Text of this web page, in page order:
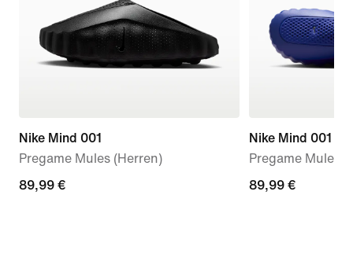
Nike Mind 001
Pregame Mules (Herren)
89,99 €
89,99 €
Nike Mind 001
Pregame Mule
89,99 €
89,99 €